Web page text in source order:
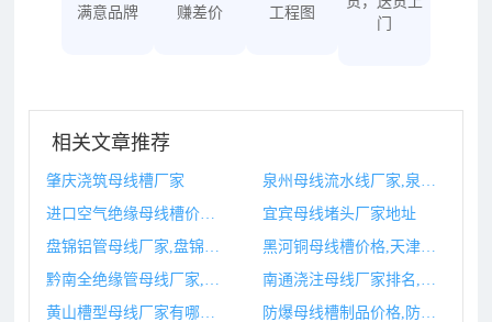
满意品牌 赚差价 工程图
门
相关文章推荐
肇庆浇筑母线槽厂家
宜宾母线堵头厂家地址
黑河铜母线槽价格,天津古河母线槽
防爆母线槽制品价格,防爆线槽规格